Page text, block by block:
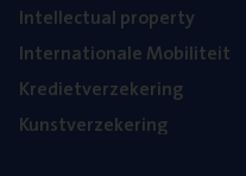
Intel­lec­tu­al property
Inter­na­ti­o­na­le Mobiliteit
Kre­diet­ver­ze­ke­ring
Kunst­ver­ze­ke­ring